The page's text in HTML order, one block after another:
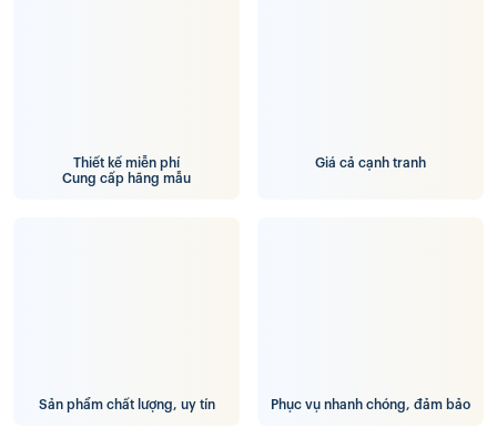
Thiết kế miễn phí
Cung cấp hãng mẫu
Giá cả cạnh tranh
Sản phẩm chất lượng, uy tín Phục vụ nhanh chóng, đảm bảo